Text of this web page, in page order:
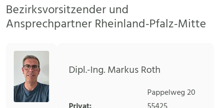
Bezirksvorsitzender und
Ansprechpartner Rheinland-Pfalz-Mitte
Dipl.-Ing. Markus Roth
Pappelweg 20